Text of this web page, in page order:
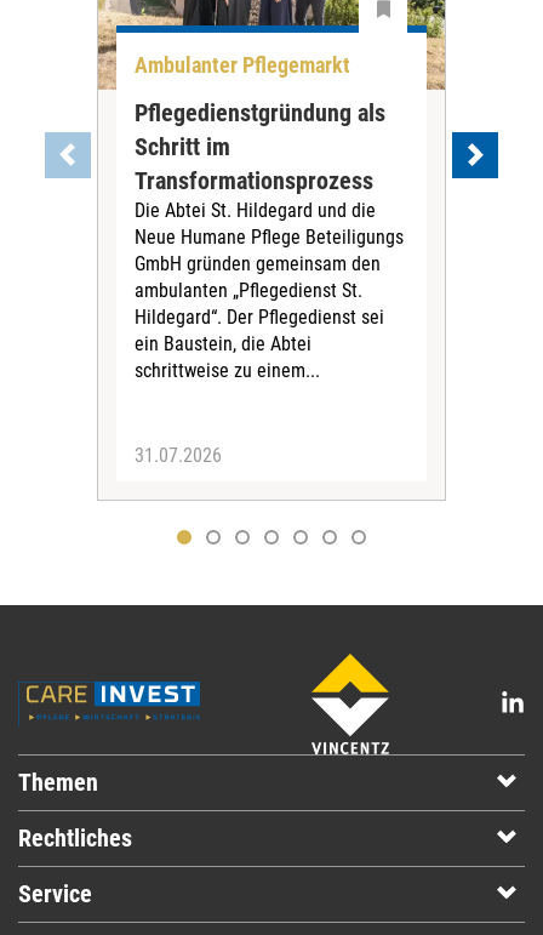
Ambulanter Pflegemarkt
Pflegedienstgründung als
Schritt im
Transformationsprozess
Die Abtei St. Hildegard und die
Neue Humane Pflege Beteiligungs
GmbH gründen gemeinsam den
ambulanten „Pflegedienst St.
Hildegard“. Der Pflegedienst sei
ein Baustein, die Abtei
schrittweise zu einem...
31.07.2026
Themen
Rechtliches
Service